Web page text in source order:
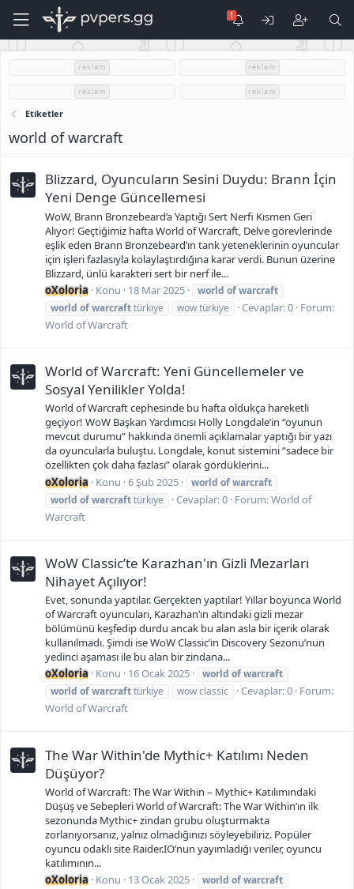
reklam reklam
reklam reklam
Etiketler
world of warcraft
Blizzard, Oyuncuların Sesini Duydu: Brann İçin
Yeni Denge Güncellemesi
WoW, Brann Bronzebeard’a Yaptığı Sert Nerfi Kısmen Geri
Alıyor! Geçtiğimiz hafta World of Warcraft, Delve görevlerinde
eşlik eden Brann Bronzebeard’ın tank yeteneklerinin oyuncular
için işleri fazlasıyla kolaylaştırdığına karar verdi. Bunun üzerine
Blizzard, ünlü karakteri sert bir nerf ile...
oXoloria Konu 18 Mar 2025 world ofwarcraft
world ofwarcrafttürkiye wow türkiye Cevaplar: 0 Forum:
World of Warcraft
World of Warcraft: Yeni Güncellemeler ve
Sosyal Yenilikler Yolda!
World of Warcraft cephesinde bu hafta oldukça hareketli
geçiyor! WoW Başkan Yardımcısı Holly Longdale’in “oyunun
mevcut durumu” hakkında önemli açıklamalar yaptığı bir yazı
da oyuncularla buluştu. Longdale, konut sistemini “sadece bir
özellikten çok daha fazlası” olarak gördüklerini...
oXoloria Konu 6 Şub 2025 world ofwarcraft
world ofwarcrafttürkiye Cevaplar: 0 Forum:World of
Warcraft
WoW Classic’te Karazhan'ın Gizli Mezarları
Nihayet Açılıyor!
Evet, sonunda yaptılar. Gerçekten yaptılar! Yıllar boyunca World
of Warcraft oyuncuları, Karazhan’ın altındaki gizli mezar
bölümünü keşfedip durdu ancak bu alan asla bir içerik olarak
kullanılmadı. Şimdi ise WoW Classic’in Discovery Sezonu’nun
yedinci aşaması ile bu alan bir zindana...
oXoloria Konu 16 Ocak 2025 world ofwarcraft
world ofwarcrafttürkiye wow classic Cevaplar: 0 Forum:
World of Warcraft
The War Within'de Mythic+ Katılımı Neden
Düşüyor?
World of Warcraft: The War Within – Mythic+ Katılımındaki
Düşüş ve Sebepleri World of Warcraft: The War Within’ın ilk
sezonunda Mythic+ zindan grubu oluşturmakta
zorlanıyorsanız, yalnız olmadığınızı söyleyebiliriz. Popüler
oyuncu odaklı site Raider.IO’nun yayımladığı veriler, oyuncu
katılımının...
oXoloria Konu 13 Ocak 2025 world ofwarcraft